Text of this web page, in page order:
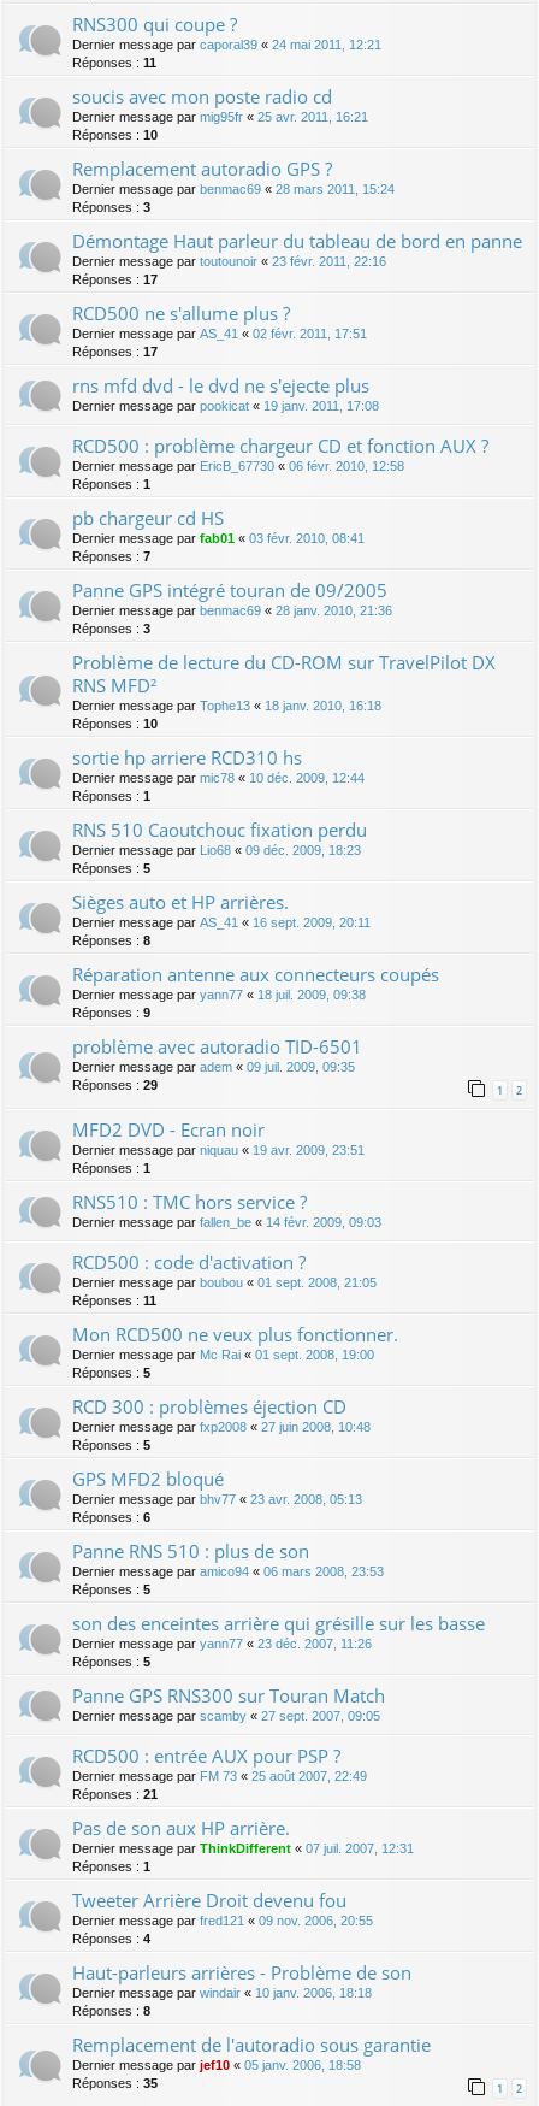
RNS300 qui coupe ?
Dernier message par caporal39 « 24 mai 2011, 12:21
Réponses : 11
soucis avec mon poste radio cd
Dernier message par mig95fr « 25 avr. 2011, 16:21
Réponses : 10
Remplacement autoradio GPS ?
Dernier message par benmac69 « 28 mars 2011, 15:24
Réponses : 3
Démontage Haut parleur du tableau de bord en panne
Dernier message par toutounoir « 23 févr. 2011, 22:16
Réponses : 17
RCD500 ne s'allume plus ?
Dernier message par AS_41 « 02 févr. 2011, 17:51
Réponses : 17
rns mfd dvd - le dvd ne s'ejecte plus
Dernier message par pookicat « 19 janv. 2011, 17:08
RCD500 : problème chargeur CD et fonction AUX ?
Dernier message par EricB_67730 « 06 févr. 2010, 12:58
Réponses : 1
pb chargeur cd HS
Dernier message par fab01 « 03 févr. 2010, 08:41
Réponses : 7
Panne GPS intégré touran de 09/2005
Dernier message par benmac69 « 28 janv. 2010, 21:36
Réponses : 3
Problème de lecture du CD-ROM sur TravelPilot DX
RNS MFD²
Dernier message par Tophe13 « 18 janv. 2010, 16:18
Réponses : 10
sortie hp arriere RCD310 hs
Dernier message par mic78 « 10 déc. 2009, 12:44
Réponses : 1
RNS 510 Caoutchouc fixation perdu
Dernier message par Lio68 « 09 déc. 2009, 18:23
Réponses : 5
Sièges auto et HP arrières.
Dernier message par AS_41 « 16 sept. 2009, 20:11
Réponses : 8
Réparation antenne aux connecteurs coupés
Dernier message par yann77 « 18 juil. 2009, 09:38
Réponses : 9
problème avec autoradio TID-6501
Dernier message par adem « 09 juil. 2009, 09:35
Réponses : 29 1 2
MFD2 DVD - Ecran noir
Dernier message par niquau « 19 avr. 2009, 23:51
Réponses : 1
RNS510 : TMC hors service ?
Dernier message par fallen_be « 14 févr. 2009, 09:03
RCD500 : code d'activation ?
Dernier message par boubou « 01 sept. 2008, 21:05
Réponses : 11
Mon RCD500 ne veux plus fonctionner.
Dernier message par Mc Rai « 01 sept. 2008, 19:00
Réponses : 5
RCD 300 : problèmes éjection CD
Dernier message par fxp2008 « 27 juin 2008, 10:48
Réponses : 5
GPS MFD2 bloqué
Dernier message par bhv77 « 23 avr. 2008, 05:13
Réponses : 6
Panne RNS 510 : plus de son
Dernier message par amico94 « 06 mars 2008, 23:53
Réponses : 5
son des enceintes arrière qui grésille sur les basse
Dernier message par yann77 « 23 déc. 2007, 11:26
Réponses : 5
Panne GPS RNS300 sur Touran Match
Dernier message par scamby « 27 sept. 2007, 09:05
RCD500 : entrée AUX pour PSP ?
Dernier message par FM 73 « 25 août 2007, 22:49
Réponses : 21
Pas de son aux HP arrière.
Dernier message par ThinkDifferent « 07 juil. 2007, 12:31
Réponses : 1
Tweeter Arrière Droit devenu fou
Dernier message par fred121 « 09 nov. 2006, 20:55
Réponses : 4
Haut-parleurs arrières - Problème de son
Dernier message par windair « 10 janv. 2006, 18:18
Réponses : 8
Remplacement de l'autoradio sous garantie
Dernier message par jef10 « 05 janv. 2006, 18:58
Réponses : 35 1 2